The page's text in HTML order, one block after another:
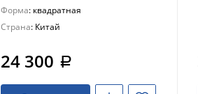
Форма: квадратная
Страна: Китай
24 300 a